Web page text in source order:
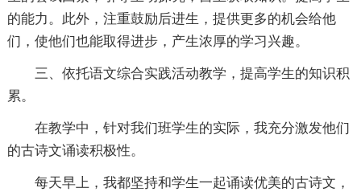
的能力。此外，注重鼓励后进生，提供更多的机会给他
们，使他们也能取得进步，产生浓厚的学习兴趣。
三、依托语文综合实践活动教学，提高学生的知识积
累。
在教学中，针对我们班学生的实际，我充分激发他们
的古诗文诵读积极性。
每天早上，我都坚持和学生一起诵读优美的古诗文，